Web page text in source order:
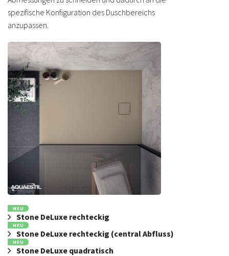
spezifische Konfiguration des Duschbereichs
anzupassen.
NEU
Stone DeLuxe rechteckig
NEU
Stone DeLuxe rechteckig (central Abfluss)
NEU
Stone DeLuxe quadratisch